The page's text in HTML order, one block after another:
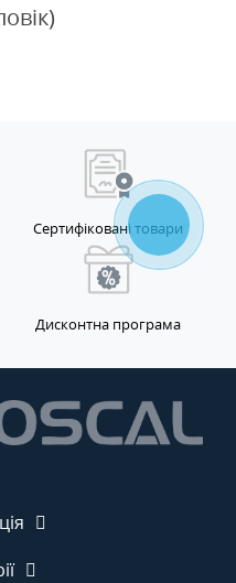
Сертифіковані товари
Дисконтна програма